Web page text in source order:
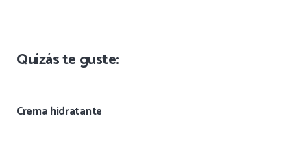
Quizás te guste:
Crema hidratante